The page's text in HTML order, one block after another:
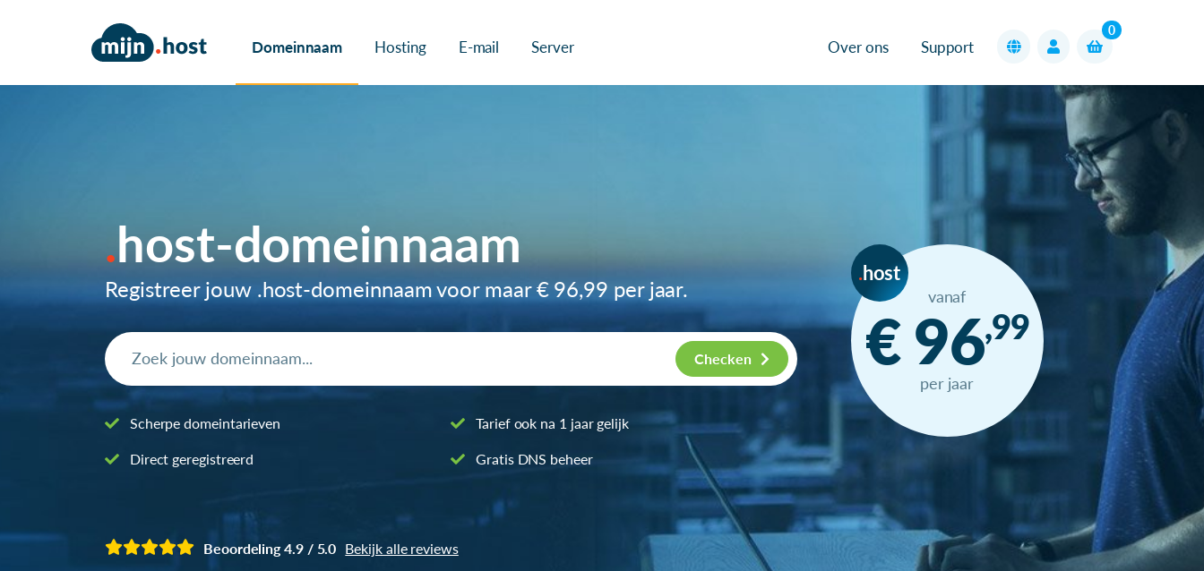
Domeinnaam Hosting E-mail Server Over ons Support
0
host-domeinnaam
Registreer jouw .host-domeinnaam voor maar€ 96,99 per jaar.
Checken
Scherpe domeintarieven
Direct geregistreerd
Tarief ook na 1 jaar gelijk
Gratis DNS beheer
host
vanaf
€ 96,99
per jaar
Beoordeling 4.9 / 5.0 Bekijk alle reviews